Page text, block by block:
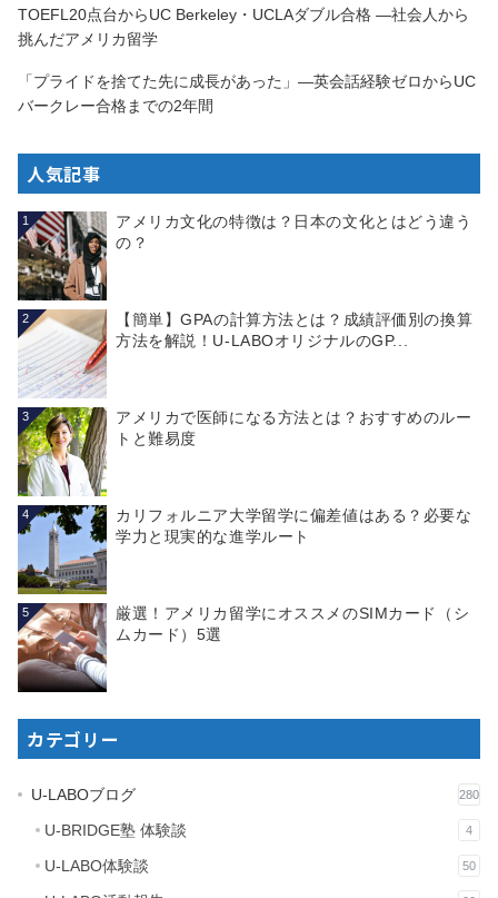
TOEFL20点台からUC Berkeley・UCLAダブル合格 —社会人から
挑んだアメリカ留学
「プライドを捨てた先に成長があった」—英会話経験ゼロからUC
バークレー合格までの2年間
人気記事
1
アメリカ文化の特徴は？日本の文化とはどう違う
の？
2
【簡単】GPAの計算方法とは？成績評価別の換算
方法を解説！U-LABOオリジナルのGP...
3
アメリカで医師になる方法とは？おすすめのルー
トと難易度
4
カリフォルニア大学留学に偏差値はある？必要な
学力と現実的な進学ルート
5
厳選！アメリカ留学にオススメのSIMカード（シ
ムカード）5選
カテゴリー
U-LABOブログ 280
U-BRIDGE塾 体験談 4
U-LABO体験談 50